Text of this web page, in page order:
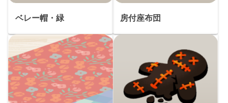
ベレー帽・緑 房付座布団